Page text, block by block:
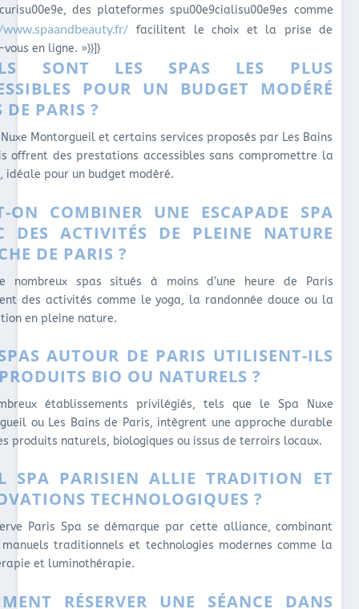
des plateformes spu00e9cialisu00e9es comme
facilitent le choix et la prise de
en ligne. »}}]}
SONT LES SPAS LES PLUS
POUR UN BUDGET MODÉRÉ
DE PARIS ?
Nuxe Montorgueil et certains services proposés par Les Bains
offrent des prestations accessibles sans compromettre la
idéale pour un budget modéré.
ON COMBINER UNE ESCAPADE SPA
DES ACTIVITÉS DE PLEINE NATURE
DE PARIS ?
nombreux spas situés à moins d’une heure de Paris
des activités comme le yoga, la randonnée douce ou la
en pleine nature.
AUTOUR DE PARIS UTILISENT-ILS
BIO OU NATURELS ?
établissements privilégiés, tels que le Spa Nuxe
ou Les Bains de Paris, intègrent une approche durable
produits naturels, biologiques ou issus de terroirs locaux.
SPA PARISIEN ALLIE TRADITION ET
TECHNOLOGIQUES ?
Paris Spa se démarque par cette alliance, combinant
traditionnels et technologies modernes comme la
et luminothérapie.
RÉSERVER UNE SÉANCE DANS